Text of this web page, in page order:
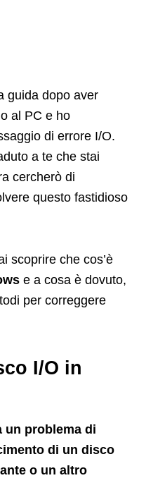
guida dopo aver
al PC e ho
di errore I/O.
a te che stai
cercherò di
questo fastidioso
scoprire che cos’è
e a cosa è dovuto,
per correggere
I/O in
un problema di
di un disco
o un altro